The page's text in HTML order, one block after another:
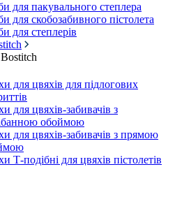
для пакувального степлера
для скобозабивного пістолета
для степлерів
для цвяхів для підлогових
для цвяхів-забивачів з
обоймою
для цвяхів-забивачів з прямою
Т-подібні для цвяхів пістолетів